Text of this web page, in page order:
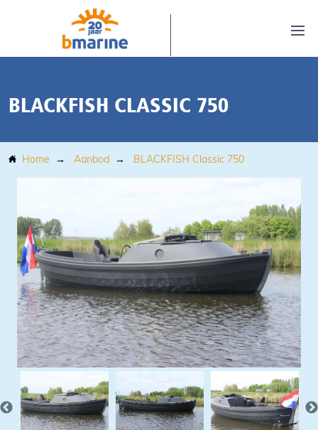
BLACKFISH CLASSIC 750
Home Aanbod BLACKFISH Classic 750